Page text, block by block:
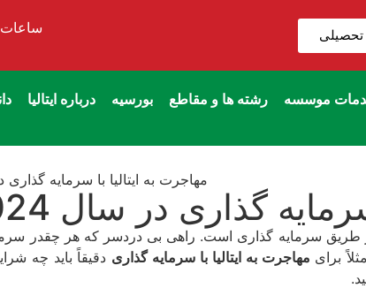
تحصیلی ساعات
موسسه رشته ها و مقاطع بورسیه درباره ایتالیا
گذاری در سال 2024
سرمایه‌ گذاری است. راهی بی دردسر که هر چقدر
برای مهاجرت به ایتالیا با سرمایه‌ گذاری